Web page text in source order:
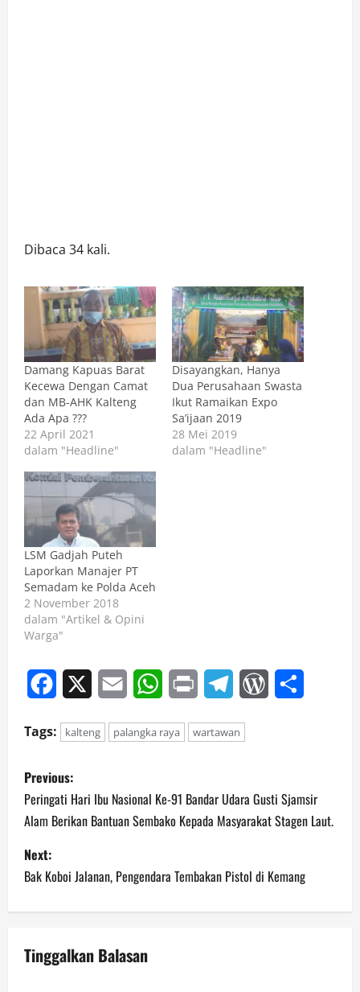
Dibaca 34 kali.
Damang Kapuas Barat
Kecewa Dengan Camat
dan MB-AHK Kalteng
Ada Apa ???
22 April 2021
dalam "Headline"
Disayangkan, Hanya
Dua Perusahaan Swasta
Ikut Ramaikan Expo
Sa’ijaan 2019
28 Mei 2019
dalam "Headline"
LSM Gadjah Puteh
Laporkan Manajer PT
Semadam ke Polda Aceh
2 November 2018
dalam "Artikel & Opini
Warga"
Facebook Email WhatsApp
Print TelegramWordPress
Tags: kalteng palangka raya wartawan
P
o
s
t
n
a
v
Previous:
Peringati Hari Ibu Nasional Ke-91 Bandar Udara Gusti Sjamsir
Alam Berikan Bantuan Sembako Kepada Masyarakat Stagen Laut.
Next:
Bak Koboi Jalanan, Pengendara Tembakan Pistol di Kemang
Tinggalkan Balasan